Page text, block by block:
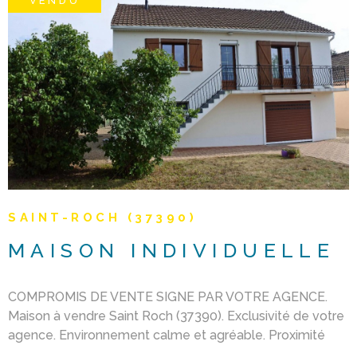
kilomètres). Document non contractuel. Les prix indiqués
s'entendent honoraires d'agence 3.6 % inclus et Frais de
notaire en sus.
SAINT-ROCH (37390)
MAISON INDIVIDUELLE
COMPROMIS DE VENTE SIGNE PAR VOTRE AGENCE.
Maison à vendre Saint Roch (37390). Exclusivité de votre
agence. Environnement calme et agréable. Proximité
VOIR LE BIEN